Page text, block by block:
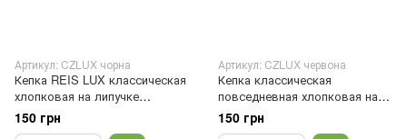
Артикул: CZLUX чорна
Кепка REIS LUX классическая
хлопковая на липучке
(Польша)
150 грн
Артикул: CZLUX червона
Кепка классическая
повседневная хлопковая на
липучке "ЛЮКС" от польского
бренда REIS, Красный
150 грн